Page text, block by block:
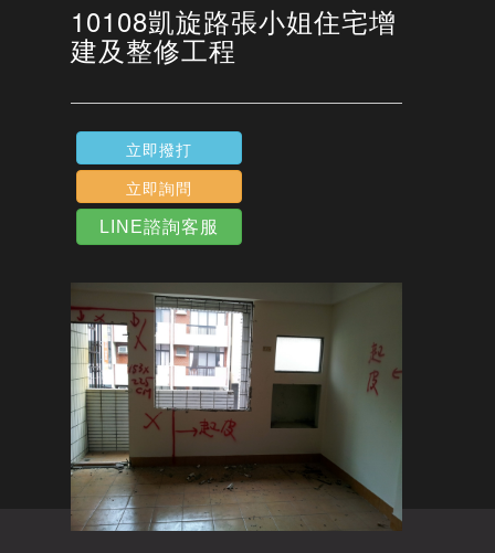
10108凱旋路張小姐住宅增
建及整修工程
立即撥打
立即詢問
LINE諮詢客服